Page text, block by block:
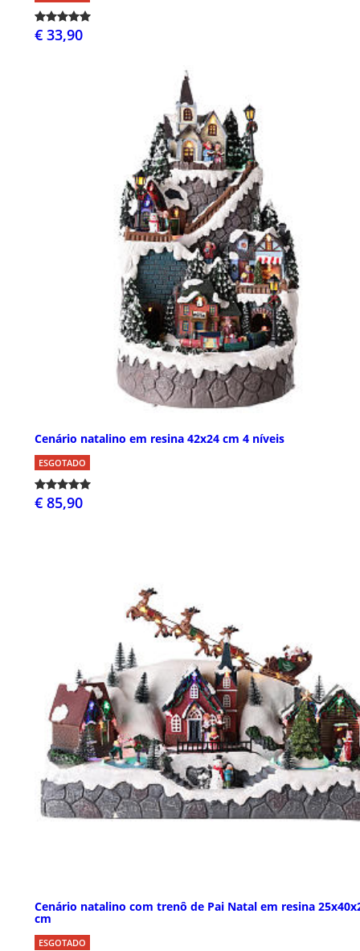
€ 33,90
Cenário natalino em resina 42x24 cm 4 níveis
ESGOTADO
€ 85,90
Cenário natalino com trenô de Pai Natal em resina
cm
ESGOTADO